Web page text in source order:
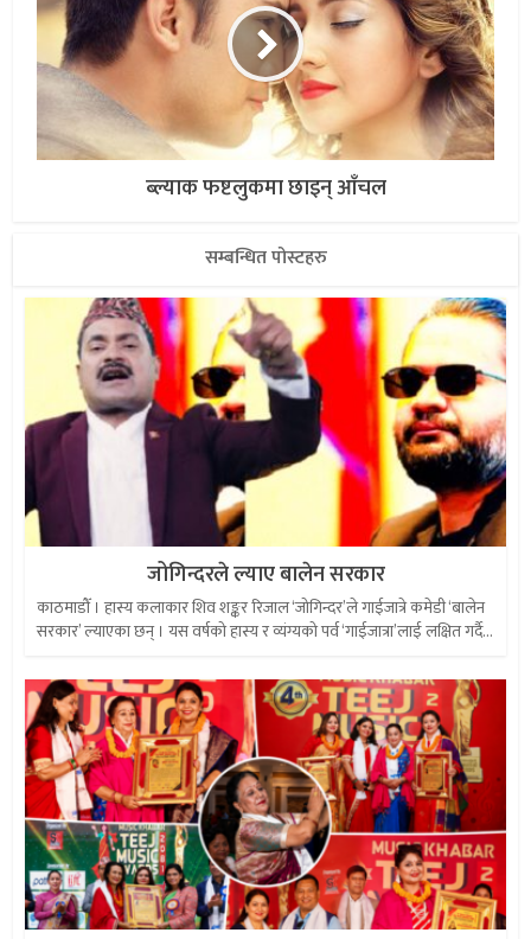
ब्ल्याक फष्टलुकमा छाइन् आँचल
सम्बन्धित पोस्टहरु
जोगिन्दरले ल्याए बालेन सरकार
काठमाडौँ । हास्य कलाकार शिव शङ्कर रिजाल ‘जोगिन्दर’ले गाईजात्रे कमेडी ‘बालेन
सरकार’ ल्याएका छन् । यस वर्षको हास्य र व्यंग्यको पर्व ‘गाईजात्रा’लाई लक्षित गर्दै...